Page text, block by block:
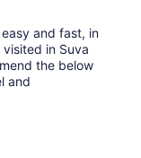
and fast, in
in Suva
the below
and